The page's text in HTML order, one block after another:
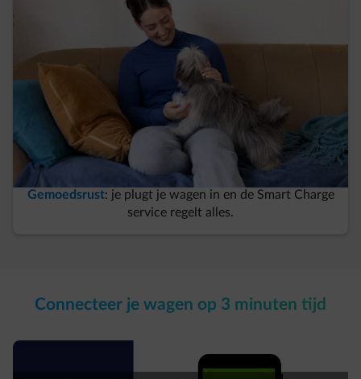
Gemoedsrust: je plugt je wagen in en de Smart Charge
service regelt alles.​
Connecteer je wagen op 3 minuten tijd​